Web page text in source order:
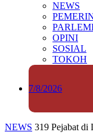
NEWS
OPINI
SOSIAL
TOKOH
7/8/2026
NEWS 319 Pejabat di